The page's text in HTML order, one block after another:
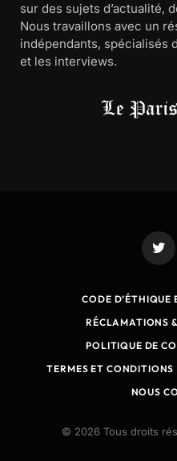
sur des sujets d’actualité,
Nous travaillons avec un
indépendants, spécialisés
et les interviews.
CODE D’ÉTHIQUE
RÉCLAMATIONS
POLITIQUE DE
TERMES ET CONDITIONS
NOUS
© 2026 Tous droits